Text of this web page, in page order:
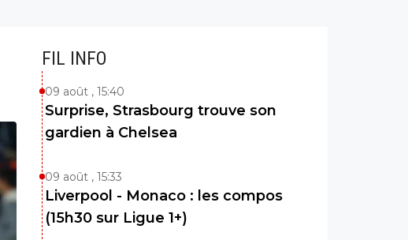
FIL INFO
09 août , 15:40
Surprise, Strasbourg trouve son
gardien à Chelsea
09 août , 15:33
Liverpool - Monaco : les compos
(15h30 sur Ligue 1+)